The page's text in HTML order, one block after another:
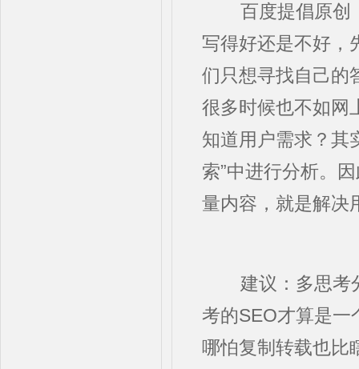
百度提倡原创
写得好还是不好，
们只想寻找自己的
很多时候也不如网
知道用户需求？其
索”中进行分析。
量内容，就是解决
建议：多思考分
考的SEO才算是一
哪怕复制转载也比